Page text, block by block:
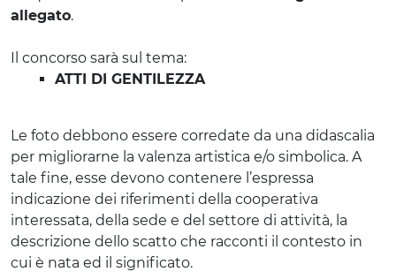
allegato.
Il concorso sarà sul tema:
ATTI DI GENTILEZZA
Le foto debbono essere corredate da una didascalia
per migliorarne la valenza artistica e/o simbolica. A
tale fine, esse devono contenere l’espressa
indicazione dei riferimenti della cooperativa
interessata, della sede e del settore di attività, la
descrizione dello scatto che racconti il contesto in
cui è nata ed il significato.